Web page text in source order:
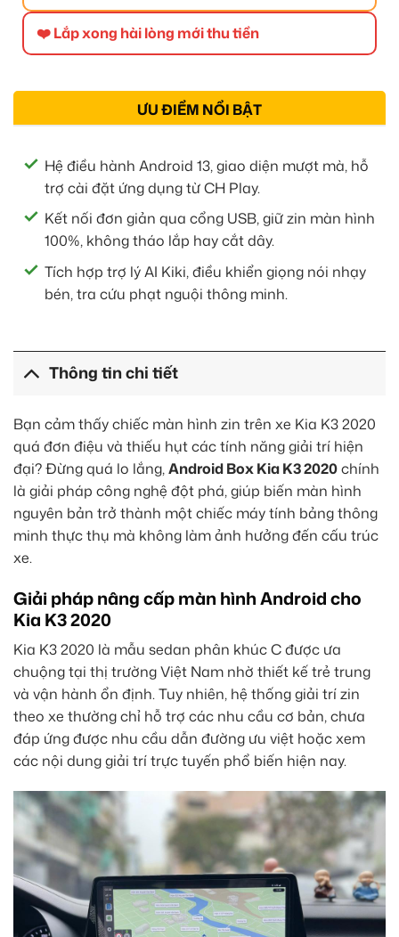
❤️ Lắp xong hài lòng mới thu tiền
ƯU ĐIỂM NỔI BẬT
Hệ điều hành Android 13, giao diện mượt mà, hỗ
trợ cài đặt ứng dụng từ CH Play.
Kết nối đơn giản qua cổng USB, giữ zin màn hình
100%, không tháo lắp hay cắt dây.
Tích hợp trợ lý AI Kiki, điều khiển giọng nói nhạy
bén, tra cứu phạt nguội thông minh.
Thông tin chi tiết
Bạn cảm thấy chiếc màn hình zin trên xe Kia K3 2020
quá đơn điệu và thiếu hụt các tính năng giải trí hiện
đại? Đừng quá lo lắng,Android Box Kia K3 2020chính
là giải pháp công nghệ đột phá, giúp biến màn hình
nguyên bản trở thành một chiếc máy tính bảng thông
minh thực thụ mà không làm ảnh hưởng đến cấu trúc
xe.
Giải pháp nâng cấp màn hình Android cho
Kia K3 2020
Kia K3 2020 là mẫu sedan phân khúc C được ưa
chuộng tại thị trường Việt Nam nhờ thiết kế trẻ trung
và vận hành ổn định. Tuy nhiên, hệ thống giải trí zin
theo xe thường chỉ hỗ trợ các nhu cầu cơ bản, chưa
đáp ứng được nhu cầu dẫn đường ưu việt hoặc xem
các nội dung giải trí trực tuyến phổ biến hiện nay.